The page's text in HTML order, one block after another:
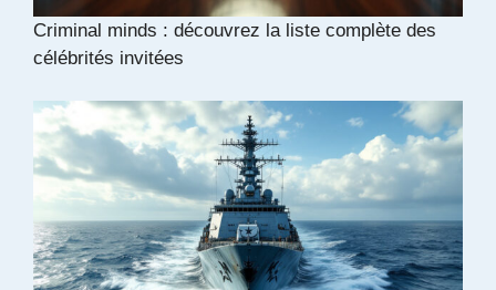
Criminal minds : découvrez la liste complète des
célébrités invitées